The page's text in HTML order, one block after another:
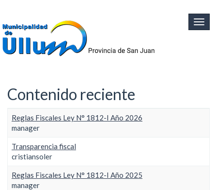
Contenido reciente
Reglas Fiscales Ley N° 1812-I Año 2026
manager
Transparencia fiscal
cristiansoler
Reglas Fiscales Ley N° 1812-I Año 2025
manager